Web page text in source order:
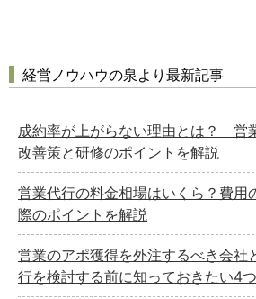
経営ノウハウの泉より最新記事
成約率が上がらない理由とは？ 営
改善策と研修のポイントを解説
営業代行の料金相場はいくら？費用
際のポイントを解説
営業のアポ獲得を外注するべき会社
行を検討する前に知っておきたい4